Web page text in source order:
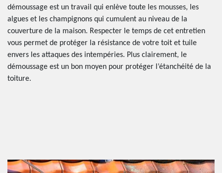
démoussage est un travail qui enlève toute les mousses, les
algues et les champignons qui cumulent au niveau de la
couverture de la maison. Respecter le temps de cet entretien
vous permet de protéger la résistance de votre toit et tuile
envers les attaques des intempéries. Plus clairement, le
démoussage est un bon moyen pour protéger l’étanchéité de la
toiture.